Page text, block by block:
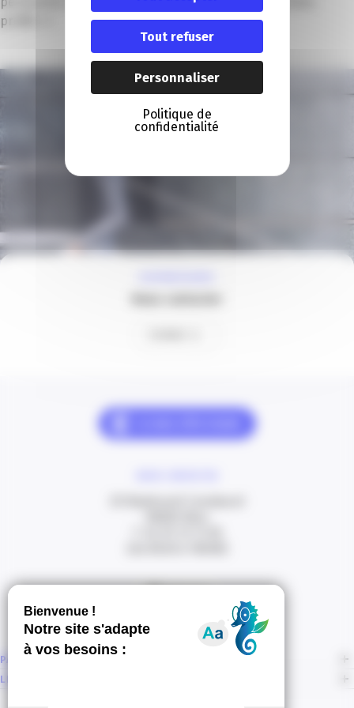
profils ! »
PAGES
LIENS CONNEXES
Tout refuser
Personnaliser
Politique de
confidentialité